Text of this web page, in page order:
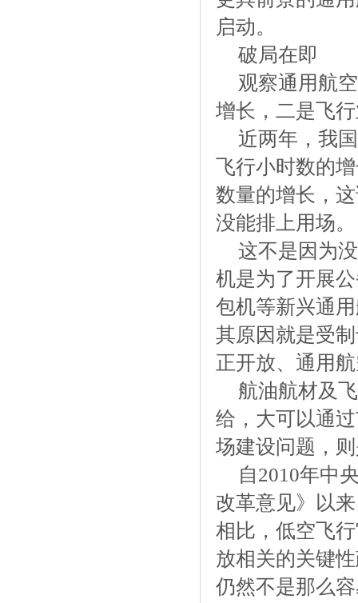
启动。
破局在即
观察通用航
增长，二是飞
近两年，我
飞行小时数的
数量的增长，
没能排上用场。
这不是因为
机是为了开展
包机等新兴通
其原因就是受
正开放、通用
航油航材及
给，大可以通
场建设问题，
自2010年中
改革意见》以
相比，低空飞
放相关的关键
仍然不是那么